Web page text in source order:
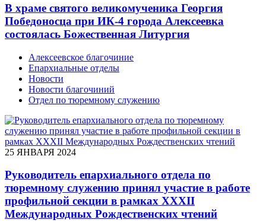
В храме святого великомученика Георгия
Победоносца при ИК-4 города Алексеевка
состоялась Божественная Литургия
Алексеевское благочиние
Епархиальные отделы
Новости
Новости благочиний
Отдел по тюремному служению
25 ЯНВАРЯ 2024
Руководитель епархиального отдела по
тюремному служению принял участие в работе
профильной секции в рамках XXXII
Международных Рождественских чтений